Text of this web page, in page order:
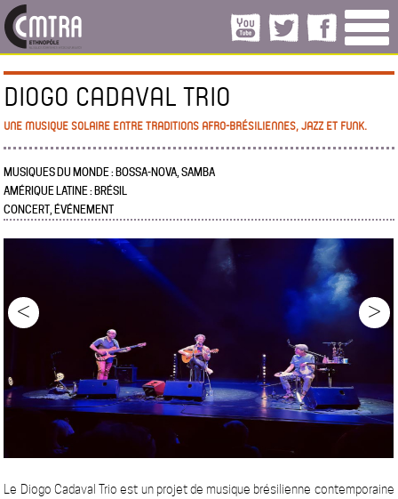
DIOGO CADAVAL TRIO
UNE MUSIQUE SOLAIRE ENTRE TRADITIONS AFRO-BRÉSILIENNES, JAZZ ET FUNK.
MUSIQUES DU MONDE : BOSSA-NOVA, SAMBA
AMÉRIQUE LATINE : BRÉSIL
CONCERT, ÉVÉNEMENT
< >
Le Diogo Cadaval Trio est un projet de musique brésilienne contemporaine